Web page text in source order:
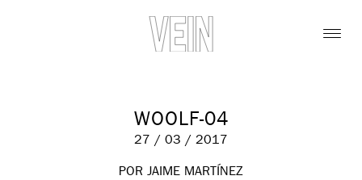
WOOLF-04
27 / 03 / 2017
POR JAIME MARTÍNEZ